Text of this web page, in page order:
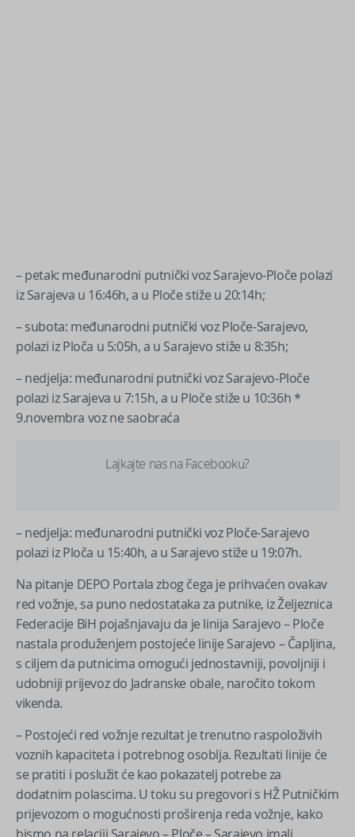
– petak: međunarodni putnički voz Sarajevo-Ploče polazi
iz Sarajeva u 16:46h, a u Ploče stiže u 20:14h;
– subota: međunarodni putnički voz Ploče-Sarajevo,
polazi iz Ploča u 5:05h, a u Sarajevo stiže u 8:35h;
– nedjelja: međunarodni putnički voz Sarajevo-Ploče
polazi iz Sarajeva u 7:15h, a u Ploče stiže u 10:36h *
9.novembra voz ne saobraća
Lajkajte nas na Facebooku?
– nedjelja: međunarodni putnički voz Ploče-Sarajevo
polazi iz Ploča u 15:40h, a u Sarajevo stiže u 19:07h.
Na pitanje DEPO Portala zbog čega je prihvaćen ovakav
red vožnje, sa puno nedostataka za putnike, iz Željeznica
Federacije BiH pojašnjavaju da je linija Sarajevo – Ploče
nastala produženjem postojeće linije Sarajevo – Čapljina,
s ciljem da putnicima omogući jednostavniji, povoljniji i
udobniji prijevoz do Jadranske obale, naročito tokom
vikenda.
– Postojeći red vožnje rezultat je trenutno raspoloživih
voznih kapaciteta i potrebnog osoblja. Rezultati linije će
se pratiti i poslužit će kao pokazatelj potrebe za
dodatnim polascima. U toku su pregovori s HŽ Putničkim
prijevozom o mogućnosti proširenja reda vožnje, kako